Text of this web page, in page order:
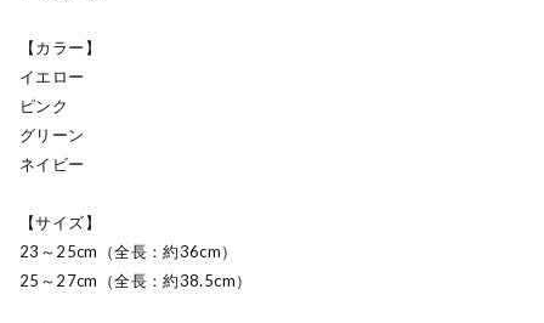
【カラー】
イエロー
ピンク
グリーン
ネイビー
【サイズ】
23～25cm（全長：約36cm）
25～27cm（全長：約38.5cm）